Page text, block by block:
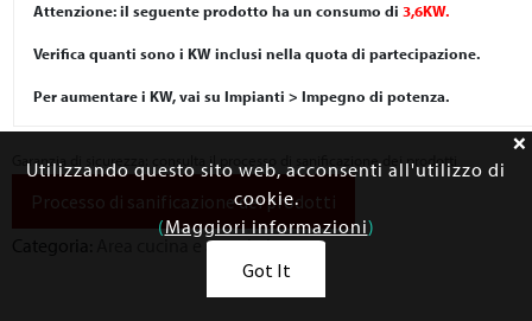
Attenzione: il seguente prodotto ha un consumo di 3,6KW.
Verifica quanti sono i KW inclusi nella quota di partecipazione.
Per aumentare i KW, vai su Impianti > Impegno di potenza.
Garanzia di sicurezza: consulta il processo di sanificazione dei prodotti
Processo di sanificazione dei prodotti
Area cucina e angolo bar
Utilizzando questo sito web, acconsenti all'utilizzo di
cookie.
(Maggiori informazioni)
Got It